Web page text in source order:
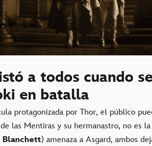
a todos cuando
en batalla
protagonizada por Thor, el público
las Mentiras y su hermanastro, no es
Blanchett) amenaza a Asgard, ambos